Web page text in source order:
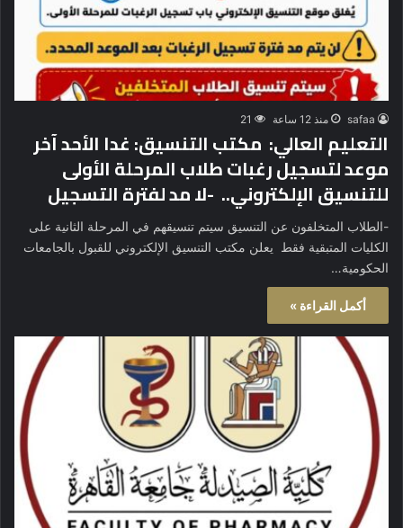
safaa منذ 12 ساعة 21
التعليم العالي: مكتب التنسيق: غدا الأحد آخر
موعد لتسجيل رغبات طلاب المرحلة الأولى
للتنسيق الإلكتروني.. -لا مد لفترة التسجيل
-الطلاب المتخلفون عن التنسيق سيتم تنسيقهم في المرحلة الثانية على
الكليات المتبقية فقط يعلن مكتب التنسيق الإلكتروني للقبول بالجامعات
الحكومية…
أكمل القراءة »